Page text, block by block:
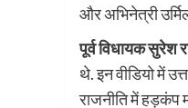
और अभिनेत्री
पूर्व विधायक सुरेश
थे. इन वीडियो में
राजनीति में हड़कंप